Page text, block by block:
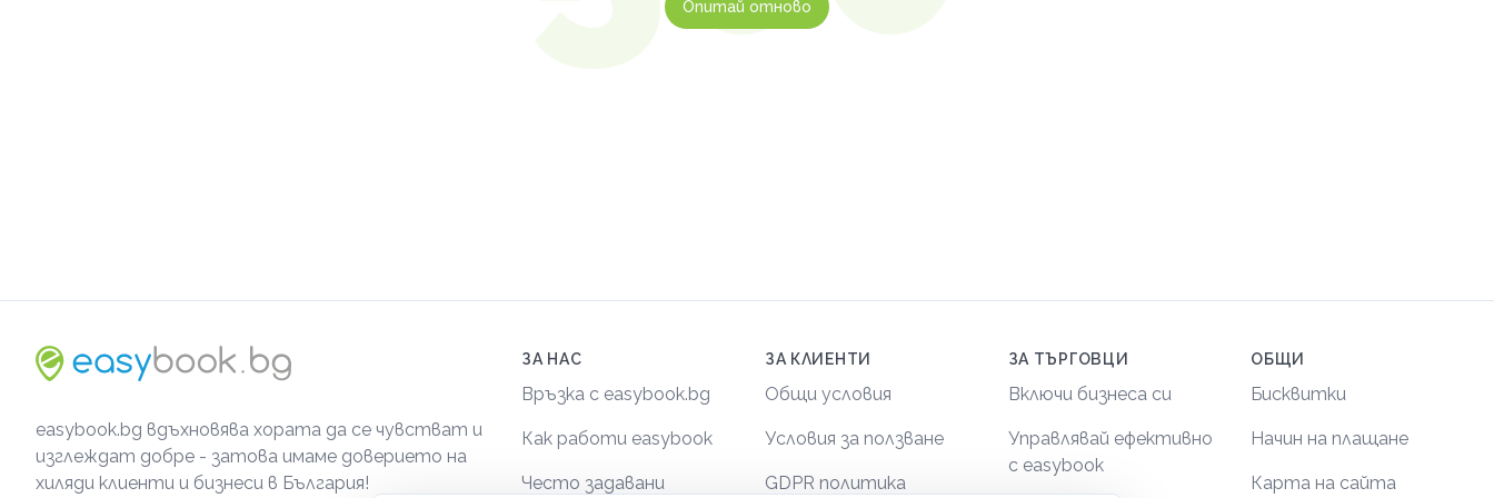
Опитай отново
easybook.bg вдъхновява хората да се чувстват и
изглеждат добре - затова имаме доверието на
хиляди клиенти и бизнеси в България!
ЗА НАС
Връзка с easybook.bg
Как работи easybook
Често задавани
ЗА КЛИЕНТИ
Общи условия
Условия за ползване
GDPR политика
ЗА ТЪРГОВЦИ
Включи бизнеса си
Управлявай ефективно
с easybook
ОБЩИ
Бисквитки
Начин на плащане
Карта на сайта